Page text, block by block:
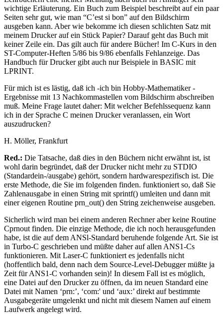
wichtige Erläuterung. Ein Buch zum Beispiel beschreibt auf ein paar
Seiten sehr gut, wie man “C’est si bon” auf den Bildschirm
ausgeben kann. Aber wie bekomme ich diesen schlichten Satz mit
meinem Drucker auf ein Stück Papier? Darauf geht das Buch mit
keiner Zeile ein. Das gilt auch für andere Bücher! Im C-Kurs in den
ST-Computer-Heften 5/86 bis 9/86 ebenfalls Fehlanzeige. Das
Handbuch für Drucker gibt auch nur Beispiele in BASIC mit
LPRINT.
Für mich ist es lästig, daß ich -ich bin Hobby-Mathematiker -
Ergebnisse mit 13 Nachkommastellen vom Bildschirm abschreiben
muß. Meine Frage lautet daher: Mit welcher Befehlssequenz kann
ich in der Sprache C meinen Drucker veranlassen, ein Wort
auszudrucken?
H. Möller, Frankfurt
Red.: Die Tatsache, daß dies in den Büchern nicht erwähnt ist, ist
wohl darin begründet, daß der Drucker nicht mehr zu STDIO
(Standardein-/ausgabe) gehört, sondern hardwarespezifisch ist. Die
erste Methode, die Sie im folgenden finden. funktioniert so, daß Sie
Zahlenausgabe in einen String mit sprintf() umleiten und dann mit
einer eigenen Routine prn_out() den String zeichenweise ausgeben.
Sicherlich wird man bei einem anderen Rechner aber keine Routine
Cprnout finden. Die einzige Methode, die ich noch herausgefunden
habe, ist die auf dem ANSl-Standard beruhende folgende Art. Sie ist
in Turbo-C geschrieben und müßte daher auf allen ANS1-Cs
funktionieren. Mit Laser-C funktioniert es jedenfalls nicht
(hoffentlich bald, denn nach dem Source-Level-Debugger müßte ja
Zeit für ANS1-C vorhanden sein)! In diesem Fall ist es möglich,
eine Datei auf den Drucker zu öffnen, da im neuen Standard eine
Datei mit Namen ‘prn:’, ‘com:' und ‘aux:’ direkt auf bestimmte
Ausgabegeräte umgelenkt und nicht mit diesem Namen auf einem
Laufwerk angelegt wird.